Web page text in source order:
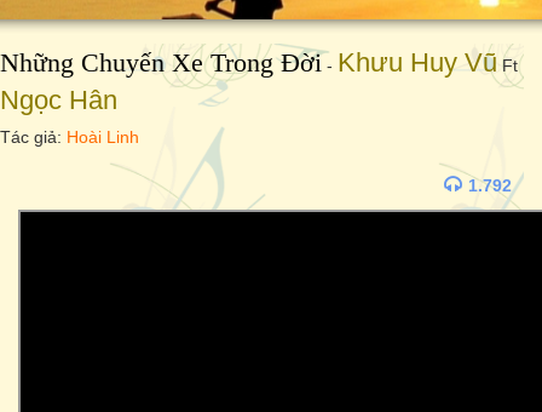
Những Chuyến Xe Trong Đời - Khưu Huy Vũ Ft
Ngọc Hân
Tác giả: Hoài Linh
1.792